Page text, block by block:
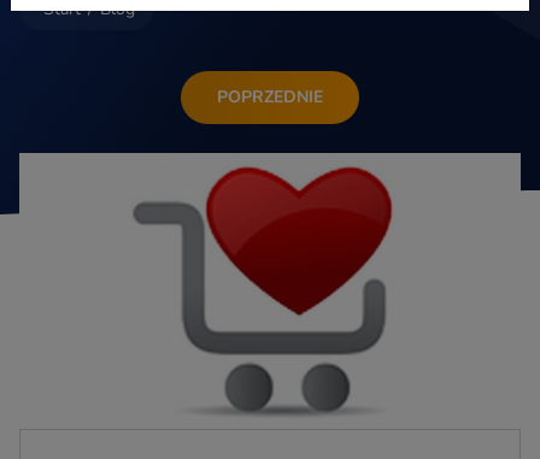
Start / Blog
POPRZEDNIE